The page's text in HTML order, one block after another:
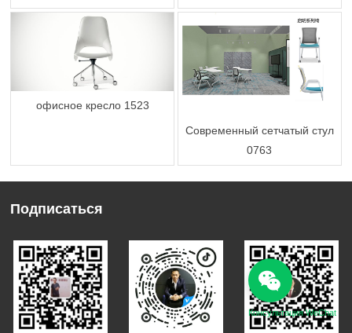
офисное кресло 1523
Современный сетчатый стул
0763
Подписаться
Консультация WeChat